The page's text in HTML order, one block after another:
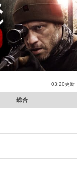
03:20更新
総合